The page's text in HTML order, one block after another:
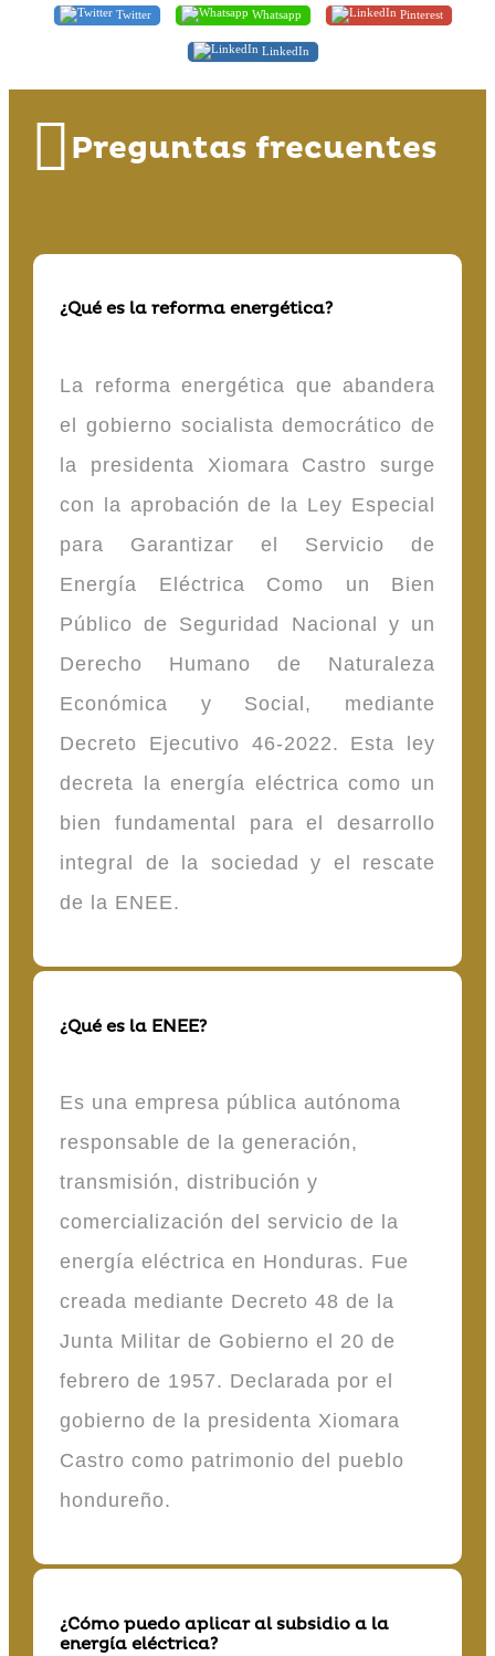
Twitter Whatsapp Pinterest
LinkedIn
Preguntas frecuentes
¿Qué es la reforma energética?
La reforma energética que abandera
el gobierno socialista democrático de
la presidenta Xiomara Castro surge
con la aprobación de la Ley Especial
para Garantizar el Servicio de
Energía Eléctrica Como un Bien
Público de Seguridad Nacional y un
Derecho Humano de Naturaleza
Económica y Social, mediante
Decreto Ejecutivo 46-2022. Esta ley
decreta la energía eléctrica como un
bien fundamental para el desarrollo
integral de la sociedad y el rescate
de la ENEE.
¿Qué es la ENEE?
Es una empresa pública autónoma
responsable de la generación,
transmisión, distribución y
comercialización del servicio de la
energía eléctrica en Honduras. Fue
creada mediante Decreto 48 de la
Junta Militar de Gobierno el 20 de
febrero de 1957. Declarada por el
gobierno de la presidenta Xiomara
Castro como patrimonio del pueblo
hondureño.
¿Cómo puedo aplicar al subsidio a la
energía eléctrica?